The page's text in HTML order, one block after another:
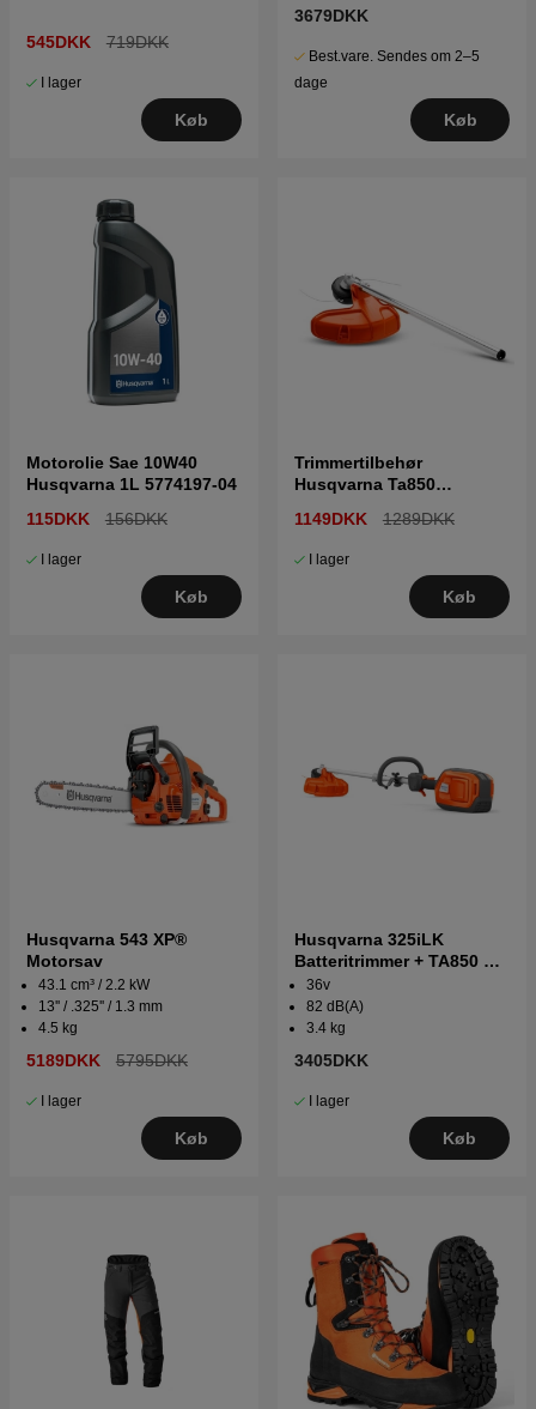
545DKK 719DKK
I lager
Køb
3679DKK
Best.vare. Sendes om 2–5
dage
Køb
Motorolie Sae 10W40
Husqvarna 1L 5774197-04
115DKK
156DKK
I lager
Køb
Trimmertilbehør
Husqvarna Ta850
1149DKK 1289DKK
I lager
Køb
Husqvarna 543 XP®
Motorsav
43.1 cm³ / 2.2 kW
13'' / .325'' / 1.3 mm
4.5 kg
5189DKK 5795DKK
I lager
Køb
Husqvarna 325iLK
Batteritrimmer + TA850 &
T35
36v
82 dB(A)
3.4 kg
3405DKK
I lager
Køb